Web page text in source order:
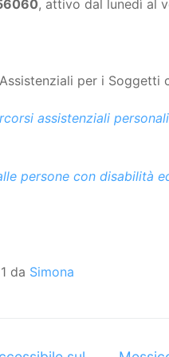
, attivo dal lunedì al
per i Soggetti
assistenziali
persone con disabilità
da Simona